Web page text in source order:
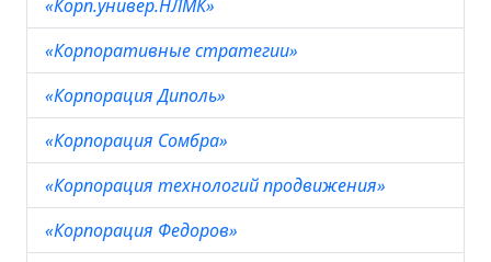
«Корп.универ.НЛМК»
«Корпоративные стратегии»
«Корпорация Диполь»
«Корпорация Сомбра»
«Корпорация технологий продвижения»
«Корпорация Федоров»